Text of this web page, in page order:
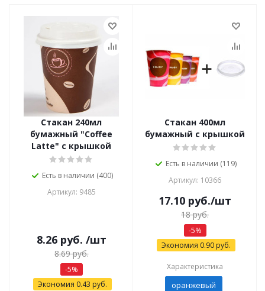
Стакан 240мл
бумажный "Coffee
Latte" с крышкой
Есть в наличии (400)
Артикул: 9485
8.26руб. /шт
8.69руб.
-5%
Экономия 0.43 руб.
Стакан 400мл
бумажный с крышкой
Есть в наличии (119)
Артикул: 10366
17.10 руб./шт
18руб.
-5%
Экономия 0.90руб.
Характеристика
оранжевый